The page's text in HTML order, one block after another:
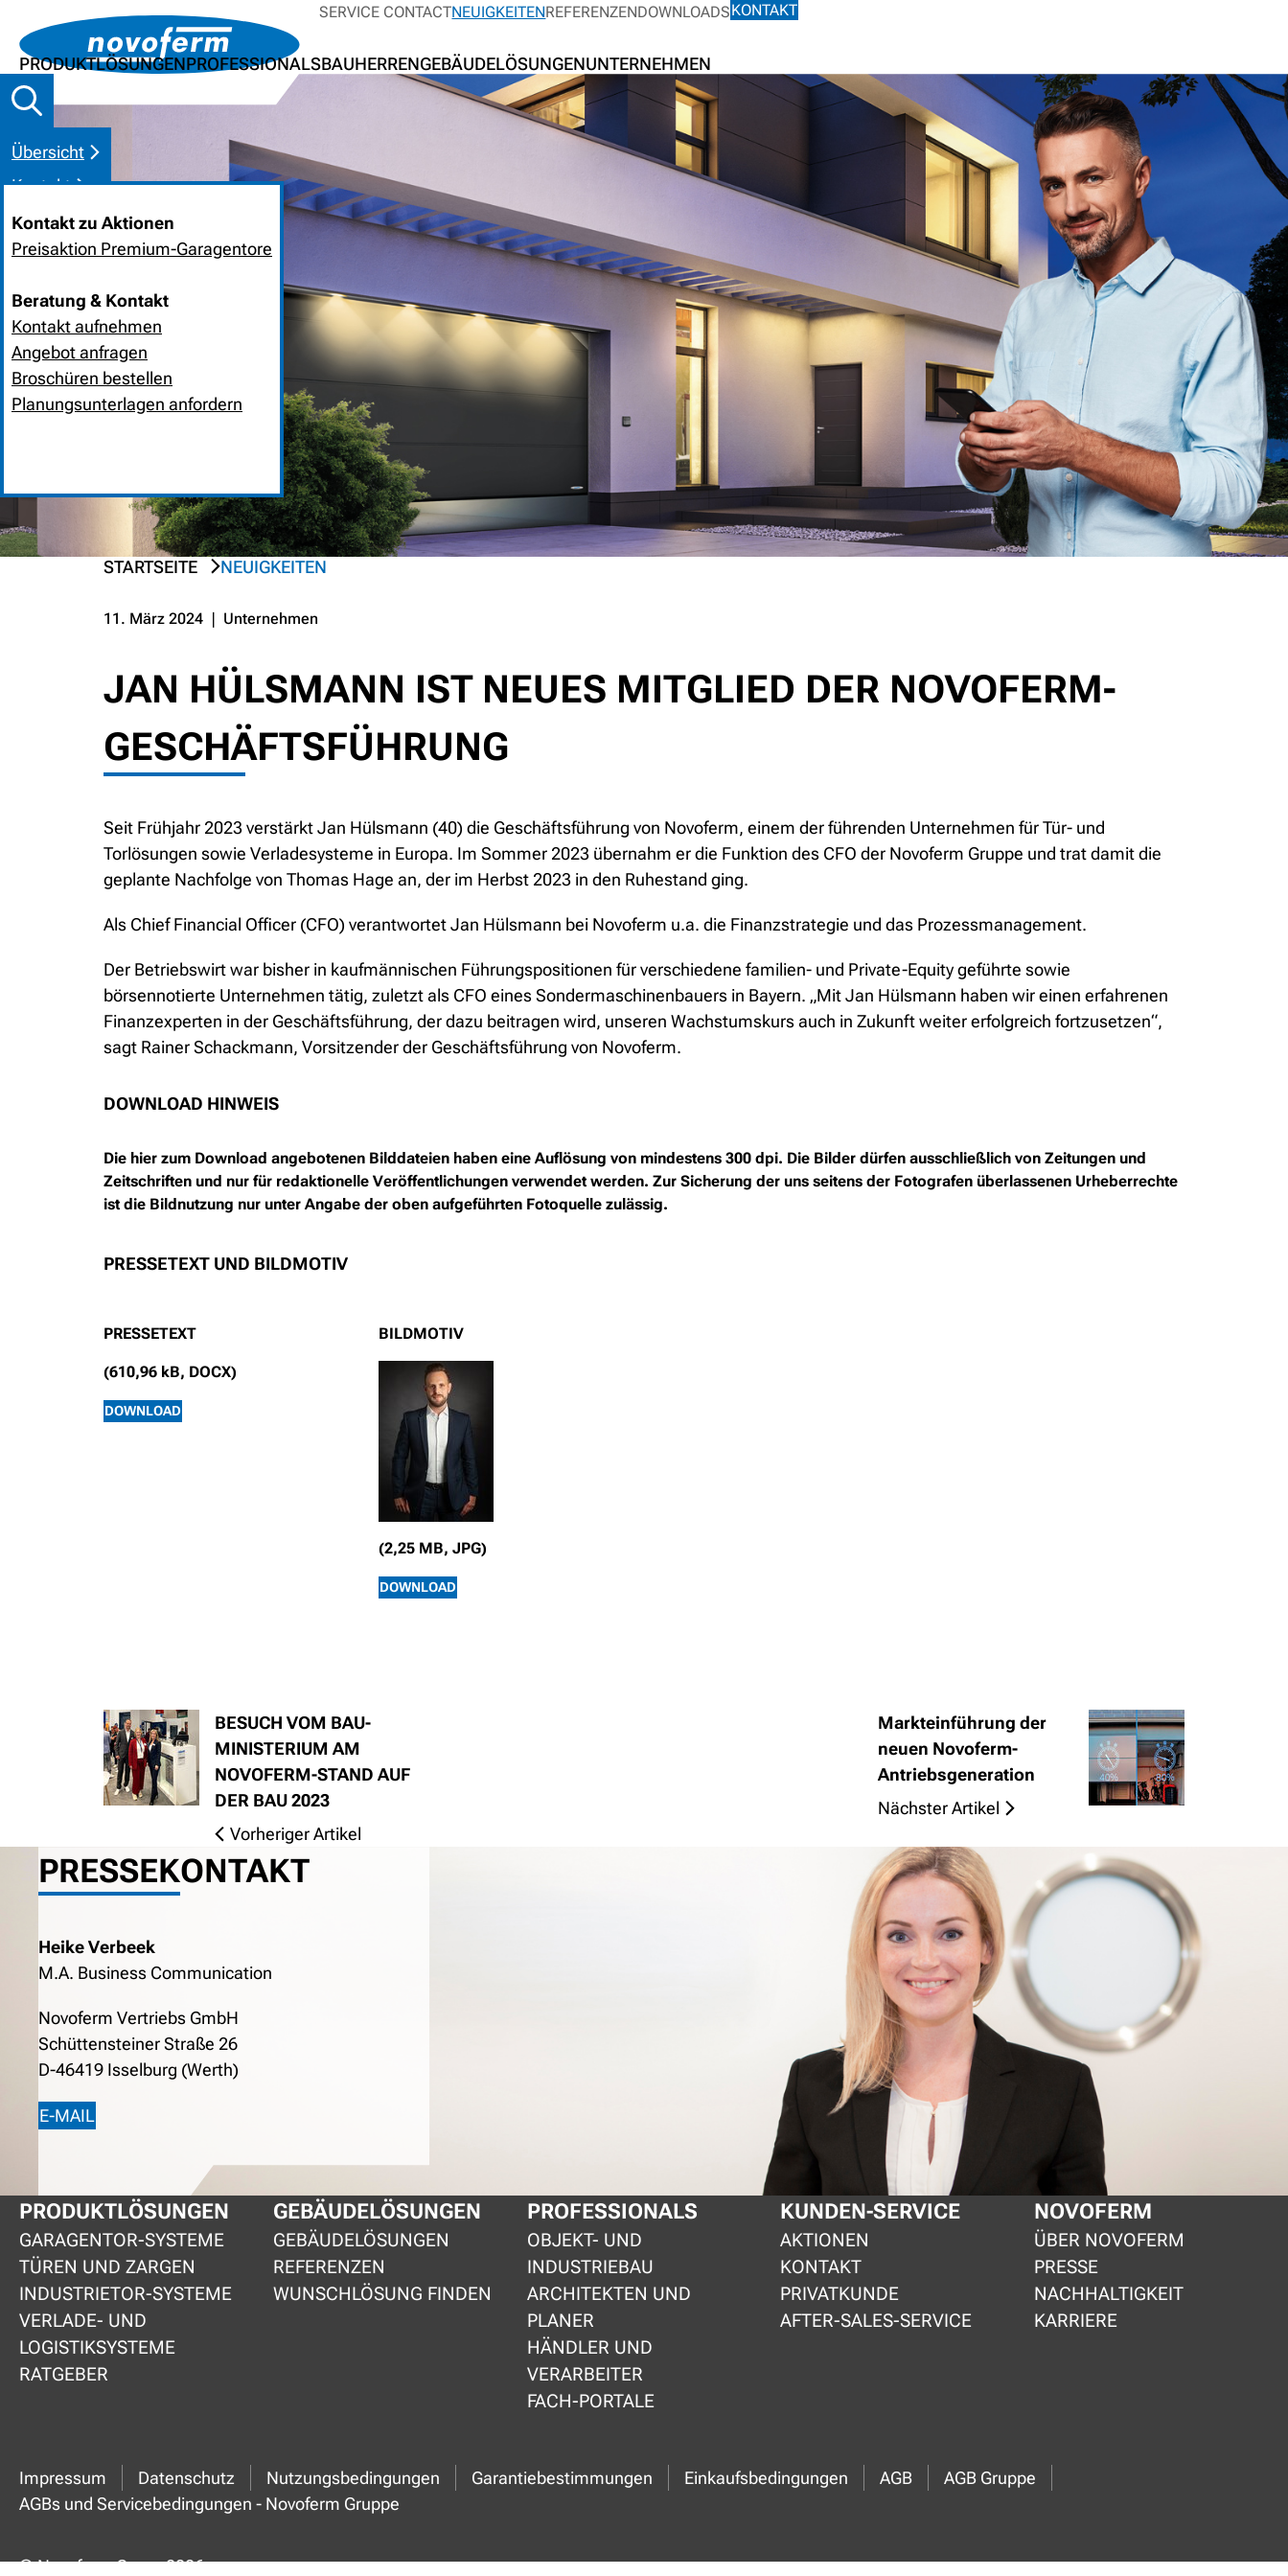
PRODUKTLÖSUNGENPROFESSIONALSBAUHERRENGEBÄUDELÖSUNGENUNTERNEHMEN
SERVICE CONTACTNEUIGKEITENREFERENZENDOWNLOADSKONTAKT
Übersicht
Kontakt
Kontakt zu Aktionen
Preisaktion Premium-Garagentore
Beratung & Kontakt
Kontakt aufnehmen
Angebot anfragen
Broschüren bestellen
Planungsunterlagen anfordern
NEXTSTARTSEITE NEUIGKEITEN
11. März 2024 Unternehmen
JAN HÜLSMANN IST NEUES MITGLIED DER NOVOFERM-
GESCHÄFTSFÜHRUNG
Seit Frühjahr 2023 verstärkt Jan Hülsmann (40) die Geschäftsführung von Novoferm, einem der führenden Unternehmen für Tür- und
Torlösungen sowie Verladesysteme in Europa. Im Sommer 2023 übernahm er die Funktion des CFO der Novoferm Gruppe und trat damit die
geplante Nachfolge von Thomas Hage an, der im Herbst 2023 in den Ruhestand ging.
Als Chief Financial Officer (CFO) verantwortet Jan Hülsmann bei Novoferm u.a. die Finanzstrategie und das Prozessmanagement.
Der Betriebswirt war bisher in kaufmännischen Führungspositionen für verschiedene familien- und Private-Equity geführte sowie
börsennotierte Unternehmen tätig, zuletzt als CFO eines Sondermaschinenbauers in Bayern. „Mit Jan Hülsmann haben wir einen erfahrenen
Finanzexperten in der Geschäftsführung, der dazu beitragen wird, unseren Wachstumskurs auch in Zukunft weiter erfolgreich fortzusetzen“,
sagt Rainer Schackmann, Vorsitzender der Geschäftsführung von Novoferm.
DOWNLOAD HINWEIS
Die hier zum Download angebotenen Bilddateien haben eine Auflösung von mindestens 300 dpi. Die Bilder dürfen ausschließlich von Zeitungen und
Zeitschriften und nur für redaktionelle Veröffentlichungen verwendet werden. Zur Sicherung der uns seitens der Fotografen überlassenen Urheberrechte
ist die Bildnutzung nur unter Angabe der oben aufgeführten Fotoquelle zulässig.
PRESSETEXT UND BILDMOTIV
PRESSETEXT
(610,96 kB, DOCX)
DOWNLOAD
BILDMOTIV
(2,25 MB, JPG)
DOWNLOAD
BESUCH VOM BAU-
MINISTERIUM AM
NOVOFERM-STAND AUF
DER BAU 2023
Vorheriger Artikel
Markteinführung der
neuen Novoferm-
Antriebsgeneration
Nächster Artikel
PRESSEKONTAKT
Heike Verbeek
M.A. Business Communication
Novoferm Vertriebs GmbH
Schüttensteiner Straße 26
D-46419 Isselburg (Werth)
E-MAIL
PRODUKTLÖSUNGEN
GARAGENTOR-SYSTEME
TÜREN UND ZARGEN
INDUSTRIETOR-SYSTEME
VERLADE- UND
LOGISTIKSYSTEME
RATGEBER
GEBÄUDELÖSUNGEN
GEBÄUDELÖSUNGEN
REFERENZEN
WUNSCHLÖSUNG FINDEN
PROFESSIONALS
OBJEKT- UND
INDUSTRIEBAU
ARCHITEKTEN UND
PLANER
HÄNDLER UND
VERARBEITER
FACH-PORTALE
KUNDEN-SERVICE
AKTIONEN
KONTAKT
PRIVATKUNDE
AFTER-SALES-SERVICE
NOVOFERM
ÜBER NOVOFERM
PRESSE
NACHHALTIGKEIT
KARRIERE
Impressum Datenschutz Nutzungsbedingungen Garantiebestimmungen Einkaufsbedingungen AGB
AGB Gruppe
AGBs und Servicebedingungen - Novoferm Gruppe
© Novoferm Group 2026